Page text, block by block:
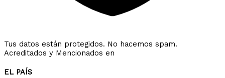
Tus datos están protegidos. No hacemos spam.
Acreditados y Mencionados en
EL PAÍS